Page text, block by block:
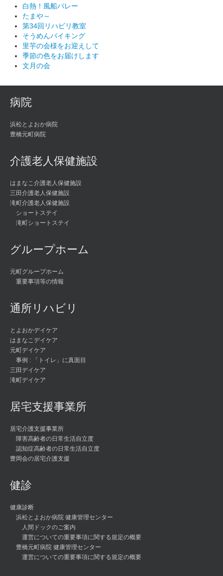
白熱！風船バレー
たまや～
第34回リハビリ教室
そうめんバイキング
里芋の会様をお迎えして
季節の色をお届けします
文月の会
病院
浜松とよおか病院
豊橋元町病院
介護老人保健施設
はまなこ介護老人保健施設
三田介護老人保健施設
滝町介護老人保健施設
ショートステイ
滝町ショートステイ
グループホーム
元町グループホーム
重要事項等の情報
通所リハビリ
とよおかデイケア
はまなこデイケア
元町デイケア
事例 : 「トイレ」に真面目
三田デイケア
滝町デイケア
居宅支援事業所
居宅介護支援事業所
障害高齢者の日常生活自立度
認知症高齢者の日常生活自立度
豊岡会の居宅介護支援
健診
健康診断
浜松とよおか病院 健康管理センター
人間ドックのご案内
運営についての重要事項に関する規定の概要
豊橋元町病院 健康管理センター
運営についての重要事項に関する規定の概要